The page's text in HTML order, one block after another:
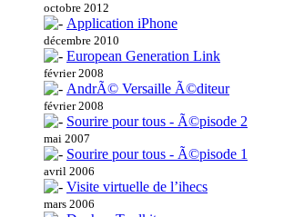
octobre 2012
Application iPhone
décembre 2010
European Generation Link
février 2008
AndrÃ© Versaille Ã©diteur
février 2008
Sourire pour tous - Ã©pisode 2
mai 2007
Sourire pour tous - Ã©pisode 1
avril 2006
Visite virtuelle de l’ihecs
mars 2006